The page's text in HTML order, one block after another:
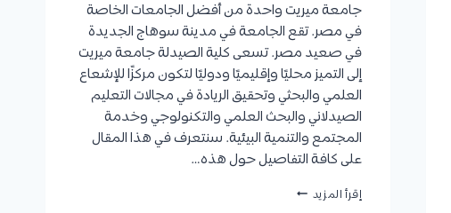
جامعة ميريت واحدة من أفضل الجامعات الخاصة
في مصر. تقع الجامعة في مدينة سوهاج الجديدة
في صعيد مصر. تسعى كلية الصيدلة جامعة ميريت
إلى التميز محليًا وإقليميًا ودوليًا لتكون مركزًا للإشعاع
العلمي والبحثي وتحقيق الريادة في مجالات التعليم
الصيدلاني والبحث العلمي والتكنولوجي وخدمة
المجتمع والتنمية البيئية. سنتعرف في هذا المقال
على كافة التفاصيل حول هذه…
إقرأ المزيد كلية